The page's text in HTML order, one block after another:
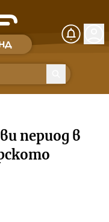
период в